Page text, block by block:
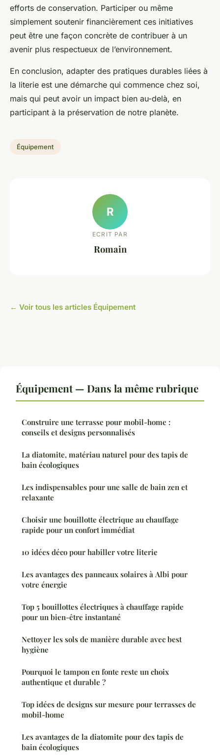
efforts de conservation. Participer ou même
simplement soutenir financièrement ces initiatives
peut être une façon concrète de contribuer à un
avenir plus respectueux de l’environnement.
En conclusion, adapter des pratiques durables liées à
la literie est une démarche qui commence chez soi,
mais qui peut avoir un impact bien au-delà, en
participant à la préservation de notre planète.
Équipement
R
ECRIT PAR
Romain
← Voir tous les articles Équipement
Équipement — Dans la même rubrique
Construire une terrasse pour mobil-home :
conseils et designs personnalisés
La diatomite, matériau naturel pour des tapis de
bain écologiques
Les indispensables pour une salle de bain zen et
relaxante
Choisir une bouillotte électrique au chauffage
rapide pour un confort immédiat
10 idées déco pour habiller votre literie
Les avantages des panneaux solaires à Albi pour
votre énergie
Top 5 bouillottes électriques à chauffage rapide
pour un bien-être instantané
Nettoyer les sols de manière durable avec best
hygiène
Pourquoi le tampon en fonte reste un choix
authentique et durable ?
Top idées de designs sur mesure pour terrasses de
mobil-home
Les avantages de la diatomite pour des tapis de
bain écologiques